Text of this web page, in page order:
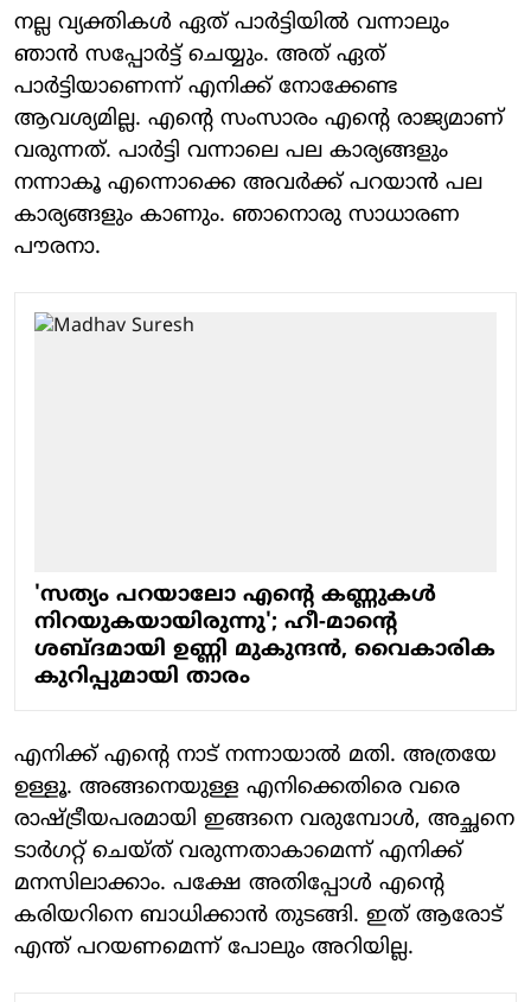
നല്ല വ്യക്തികൾ ഏത് പാർട്ടിയിൽ വന്നാലും
ഞാൻ സപ്പോർട്ട് ചെയ്യും. അത് ഏത്
പാർട്ടിയാണെന്ന് എനിക്ക് നോക്കേണ്ട
ആവശ്യമില്ല. എന്റെ സംസാരം എന്റെ രാജ്യമാണ്
വരുന്നത്. പാർട്ടി വന്നാലെ പല കാര്യങ്ങളും
നന്നാകൂ എന്നൊക്കെ അവർക്ക് പറയാൻ പല
കാര്യങ്ങളും കാണും. ഞാനൊരു സാധാരണ
പൗരനാ.
'സത്യം പറയാലോ എന്റെ കണ്ണുകൾ
നിറയുകയായിരുന്നു'; ഹീ-മാന്റെ
ശബ്ദമായി ഉണ്ണി മുകുന്ദൻ, വൈകാരിക
കുറിപ്പുമായി താരം
എനിക്ക് എന്റെ നാട് നന്നായാൽ മതി. അത്രയേ
ഉള്ളൂ. അങ്ങനെയുള്ള എനിക്കെതിരെ വരെ
രാഷ്ട്രീയപരമായി ഇങ്ങനെ വരുമ്പോൾ, അച്ഛനെ
ടാർ​ഗറ്റ് ചെയ്ത് വരുന്നതാകാമെന്ന് എനിക്ക്
മനസിലാക്കാം. പക്ഷേ അതിപ്പോൾ എന്റെ
കരിയറിനെ ബാധിക്കാൻ തുടങ്ങി. ഇത് ആരോട്
എന്ത് പറയണമെന്ന് പോലും അറിയില്ല.